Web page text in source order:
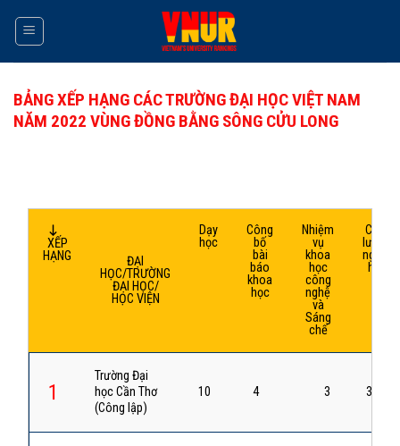
BẢNG XẾP HẠNG CÁC TRƯỜNG ĐẠI HỌC VIỆT NAM
NĂM 2022 VÙNG ĐỒNG BẰNG SÔNG CỬU LONG
XẾP
HẠNG
ĐẠI
HỌC/TRƯỜNG
ĐẠI HỌC/
HỌC VIỆN
Dạy
học
Công
bố
bài
báo
khoa
học
Nhiệm
vụ
khoa
học
công
nghệ
và
Sáng
chế
Chất
lượng
người
học
1
Trường Đại
học Cần Thơ
(Công lập)
10 4 3 34